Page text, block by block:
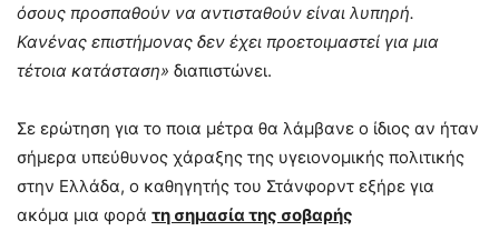
όσους προσπαθούν να αντισταθούν είναι λυπηρή.
Κανένας επιστήμονας δεν έχει προετοιμαστεί για μια
τέτοια κατάσταση» διαπιστώνει.
Σε ερώτηση για το ποια μέτρα θα λάμβανε ο ίδιος αν ήταν
σήμερα υπεύθυνος χάραξης της υγειονομικής πολιτικής
στην Ελλάδα, ο καθηγητής του Στάνφορντ εξήρε για
ακόμα μια φορά τη σημασία της σοβαρής